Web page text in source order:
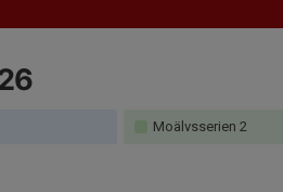
Moälvsserien 2